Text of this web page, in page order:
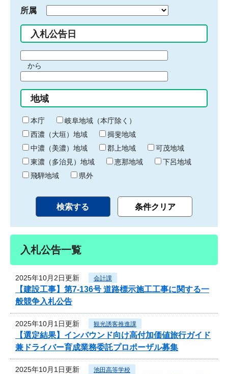
所属
入札公告日
間
始
り
から
間
終
わ
り
地域
本庁
岐阜地域（本庁除く）
西濃（大垣）地域
揖斐地域
中濃（美濃）地域
郡上地域
可茂地域
東濃（多治見）地域
恵那地域
下呂地域
飛騨地域
県外
入札公告一覧
2025年10月2日更新 会計課
【建設工事】第7-136号 道路標示施工工事に関する一
般競争入札公告
2025年10月1日更新 観光誘客推進課
【選定結果】インバウンド向け高付加価値旅行ガイド
兼ドライバー育成業務委託プロポーザル募集
2025年10月1日更新 池田高等学校